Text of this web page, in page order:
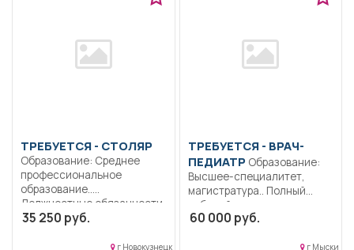
ТРЕБУЕТСЯ - СТОЛЯР
Образование: Среднее
профессиональное
образование..
Должностные обязанности
столяра.. Полный рабочий...
35 250 руб.
г Новокузнецк
ТРЕБУЕТСЯ - ВРАЧ-
ПЕДИАТР
Высшее-специалитет,
магистратура.. Полный
рабочий день..
60 000 руб.
г Мыски